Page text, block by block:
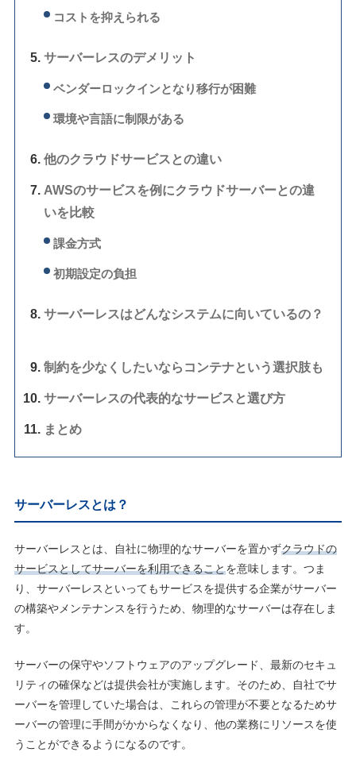
コストを抑えられる
サーバーレスのデメリット
ベンダーロックインとなり移行が困難
環境や言語に制限がある
他のクラウドサービスとの違い
AWSのサービスを例にクラウドサーバーとの違
いを比較
課金方式
初期設定の負担
サーバーレスはどんなシステムに向いているの？
制約を少なくしたいならコンテナという選択肢も
サーバーレスの代表的なサービスと選び方
まとめ
サーバーレスとは？
サーバーレスとは、自社に物理的なサーバーを置かずクラウドの
サービスとしてサーバーを利用できることを意味します。つま
り、サーバーレスといってもサービスを提供する企業がサーバー
の構築やメンテナンスを行うため、物理的なサーバーは存在しま
す。
サーバーの保守やソフトウェアのアップグレード、最新のセキュ
リティの確保などは提供会社が実施します。そのため、自社でサ
ーバーを管理していた場合は、これらの管理が不要となるためサ
ーバーの管理に手間がかからなくなり、他の業務にリソースを使
うことができるようになるのです。